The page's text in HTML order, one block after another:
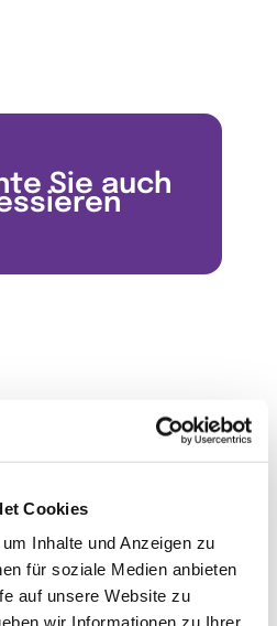
Cookies
Inhalte und Anzeigen zu
für soziale Medien anbieten
auf unsere Website zu
wir Informationen zu Ihrer
Sie auch